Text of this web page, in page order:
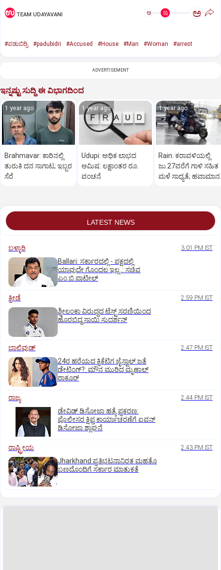
TEAM UDAYAVANI ಅ ಅ
#ಪಡುಬಿದ್ರಿ #padubidri #Accused #House #Man #Woman #arrest
ADVERTISEMENT
ಇನ್ನಷ್ಟು ಸುದ್ದಿ ಈ ವಿಭಾಗದಿಂದ
1 year ago
Brahmavar: ಕಾರಿನಲ್ಲಿ
ತುರುಕಿ ದನ ಸಾಗಾಟ; ಇಬ್ಬರ
ಸೆರೆ
1 year ago
Udupi: ಅಧಿಕ ಲಾಭದ
ಆಮಿಷ: ಲಕ್ಷಾಂತರ ರೂ.
ವಂಚನೆ
1 year ago
Rain: ಕರಾವಳಿಯಲ್ಲಿ
ಜು.27ವರೆಗೆ ಗಾಳಿ ಸಹಿತ
ಮಳೆ ಸಾಧ್ಯತೆ; ಹವಾಮಾನ
LATEST NEWS
ಬಳ್ಳಾರಿ 3:01 PM IST
Ballari: ಸರ್ಕಾರದಲ್ಲಿ - ಪಕ್ಷದಲ್ಲಿ
ಯಾವುದೇ ಗೊಂದಲ ಇಲ್ಲ..: ಸಚಿವ
ಎಂ.ಬಿ.ಪಾಟೀಲ್
ಕ್ರೀಡೆ 2:59 PM IST
ಶ್ರೀಲಂಕಾ ವಿರುದ್ಧದ ಟೆಸ್ಟ್ ಸರಣಿಯಿಂದ
ಹೊರಬಿದ್ದ ಸಾಯಿ ಸುದರ್ಶನ್
ಬಾಲಿವುಡ್‌ 2:47 PM IST
24ರ ಹರೆಯದ ಕ್ರಿಕೆಟಿಗ ಜೈಸ್ವಾಲ್‌ ಜತೆ
ಡೇಟಿಂಗ್?:‌ ಮೌನ ಮುರಿದ ಮೃಣಾಲ್‌
ಠಾಕೂರ್
ರಾಜ್ಯ 2:44 PM IST
ಡೇವಿಡ್ ಡಿಸೋಜಾ ಹತ್ಯೆ ಪ್ರಕರಣ:
ಪೊಲೀಸರ ಕ್ಷಿಪ್ರ ಕಾರ್ಯಾಚರಣೆಗೆ ಐವನ್
ಡಿಸೋಜಾ ಶ್ಲಾಘನೆ
ರಾಷ್ಟ್ರೀಯ 2:43 PM IST
Jharkhand:ಪ್ರತಿಭಟನಾನಿರತ ಮಹತೊ
ಬಣದೊಂದಿಗೆ ಸರ್ಕಾರ ಮಾತುಕತೆ